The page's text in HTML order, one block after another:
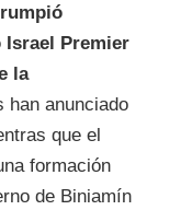
Israel Premier
la
han anunciado
que el
formación
de Biniamín